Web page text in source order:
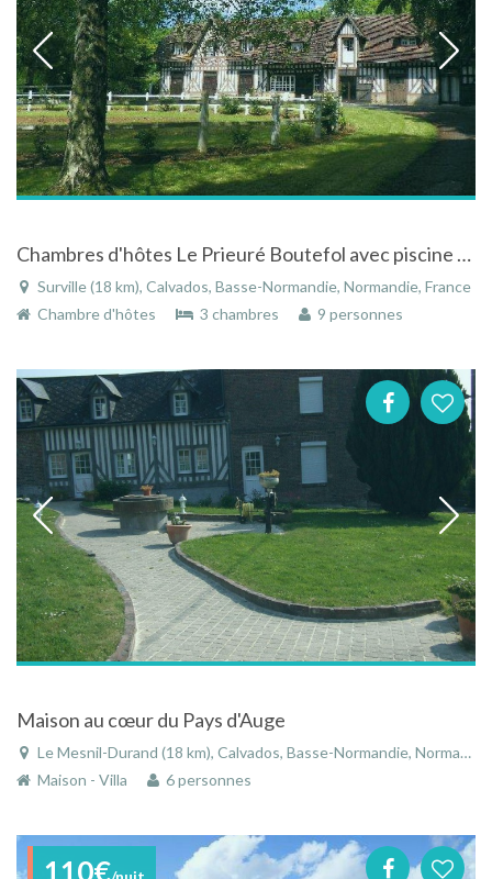
Chambres d'hôtes Le Prieuré Boutefol avec piscine extérieure près de Honfleur en Normandie
Surville (18 km), Calvados, Basse-Normandie, Normandie, France
Chambre d'hôtes
3 chambres 9 personnes
Maison au cœur du Pays d'Auge
Le Mesnil-Durand (18 km), Calvados, Basse-Normandie, Normandie, France
Maison - Villa
6 personnes
110€